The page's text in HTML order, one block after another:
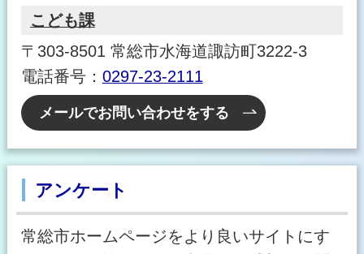
こども課
〒303-8501 常総市水海道諏訪町3222-3
電話番号： 0297-23-2111
メールでお問い合わせをする
アンケート
常総市ホームページをより良いサイトにす